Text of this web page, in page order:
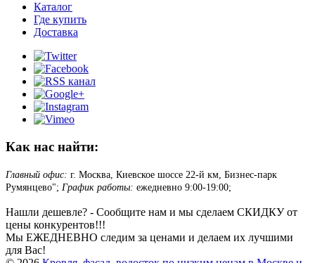
Каталог
Где купить
Доставка
Как нас найти:
Главный офис: г. Москва, Киевское шоссе 22-й км, Бизнес-парк
Румянцево"; График работы: ежедневно 9:00-19:00;
Нашли дешевле? - Сообщите нам и мы сделаем СКИДКУ от
цены конкурентов!!!
Мы ЕЖЕДНЕВНО следим за ценами и делаем их лучшими
для Вас!